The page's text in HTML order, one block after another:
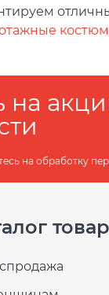
на
на обработку